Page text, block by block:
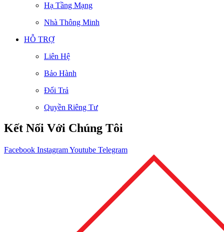
Hạ Tầng Mạng
Nhà Thông Minh
HỖ TRỢ
Liên Hệ
Bảo Hành
Đổi Trả
Quyền Riêng Tư
Kết Nối Với Chúng Tôi
Facebook InstagramYoutube Telegram